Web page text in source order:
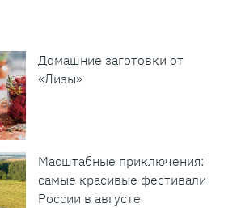
Домашние заготовки от
«Лизы»
Масштабные приключения:
самые красивые фестивали
России в августе